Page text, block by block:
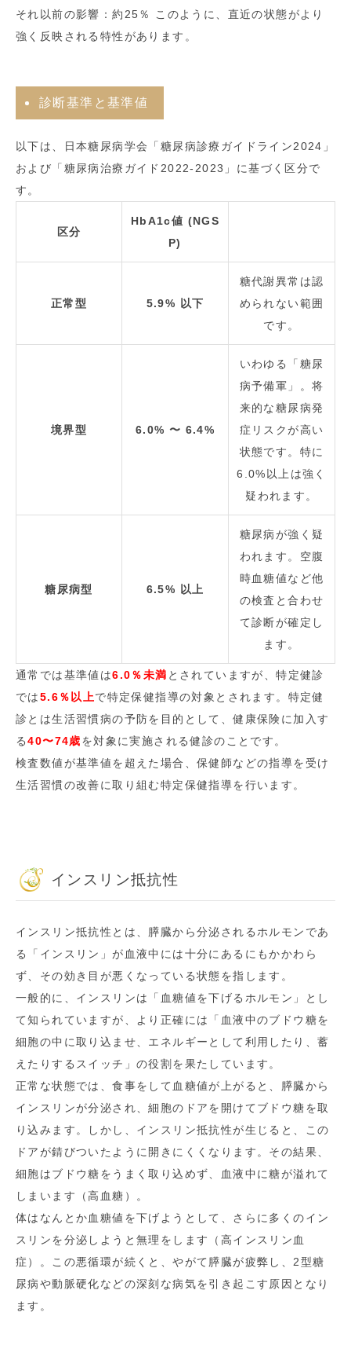
それ以前の影響：約25％ このように、直近の状態がより
強く反映される特性があります。
診断基準と基準値
以下は、日本糖尿病学会「糖尿病診療ガイドライン2024」
および「糖尿病治療ガイド2022-2023」に基づく区分で
す。
区分
HbA1c値 (NGS
P)
正常型 5.9% 以下
糖代謝異常は認
められない範囲
です。
境界型 6.0% 〜 6.4%
いわゆる「糖尿
病予備軍」。将
来的な糖尿病発
症リスクが高い
状態です。特に
6.0%以上は強く
疑われます。
糖尿病型 6.5% 以上
糖尿病が強く疑
われます。空腹
時血糖値など他
の検査と合わせ
て診断が確定し
ます。
通常では基準値は6.0％未満 とされていますが、特定健診
では5.6％以上で特定保健指導の対象とされます。特定健
診とは生活習慣病の予防を目的として、健康保険に加入す
る40〜74歳を対象に実施される健診のことです。
検査数値が基準値を超えた場合、保健師などの指導を受け
生活習慣の改善に取り組む特定保健指導を行います。
インスリン抵抗性
インスリン抵抗性とは、膵臓から分泌されるホルモンであ
る「インスリン」が血液中には十分にあるにもかかわら
ず、その効き目が悪くなっている状態を指します。
一般的に、インスリンは「血糖値を下げるホルモン」とし
て知られていますが、より正確には「血液中のブドウ糖を
細胞の中に取り込ませ、エネルギーとして利用したり、蓄
えたりするスイッチ」の役割を果たしています。
正常な状態では、食事をして血糖値が上がると、膵臓から
インスリンが分泌され、細胞のドアを開けてブドウ糖を取
り込みます。しかし、インスリン抵抗性が生じると、この
ドアが錆びついたように開きにくくなります。その結果、
細胞はブドウ糖をうまく取り込めず、血液中に糖が溢れて
しまいます（高血糖）。
体はなんとか血糖値を下げようとして、さらに多くのイン
スリンを分泌しようと無理をします（高インスリン血
症）。この悪循環が続くと、やがて膵臓が疲弊し、2型糖
尿病や動脈硬化などの深刻な病気を引き起こす原因となり
ます。